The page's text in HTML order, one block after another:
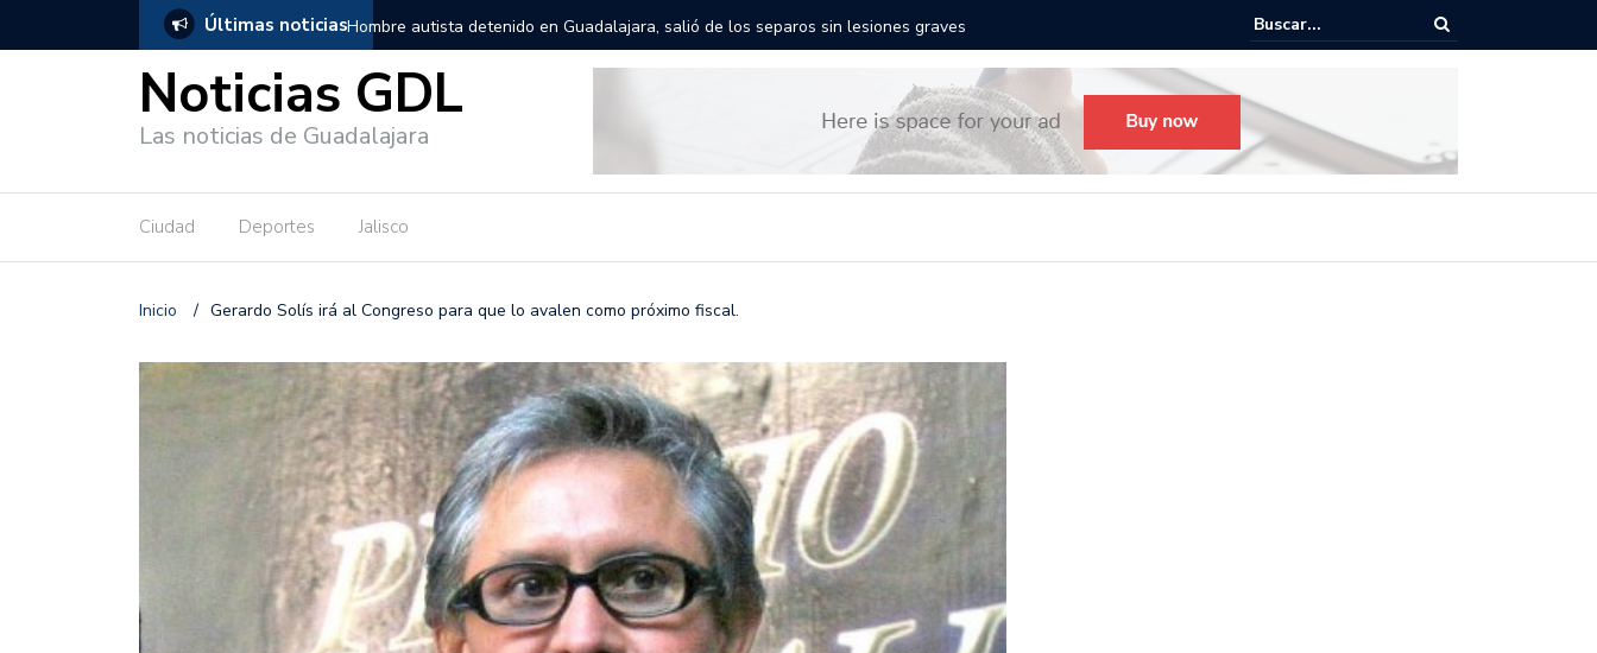
Últimas noticias
salió de los separos sin lesiones graves Títeres gigantes recorrerán las calles de Guadalajara: aparta la fecha Todo listo para el Festival Desfile Día de Muertos 2025 en Guadalajara
Noticias GDL
Las noticias de Guadalajara
Ciudad Deportes Jalisco
Inicio / Gerardo Solís irá al Congreso para que lo avalen como próximo fiscal.